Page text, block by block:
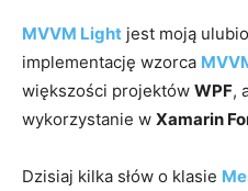
MVVM Light jest moją
implementację wzorca
większości projektów WPF,
wykorzystanie w Xamarin
Dzisiaj kilka słów o klasie